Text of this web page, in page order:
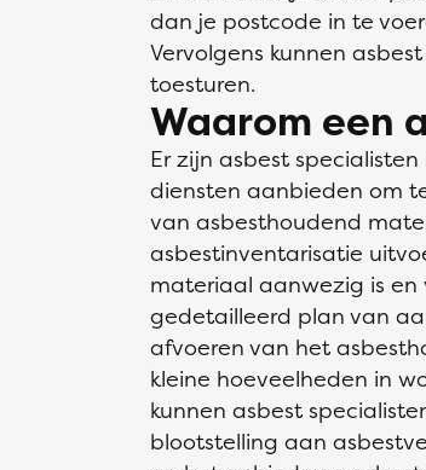
dan je postcode in te
Vervolgens kunnen
toesturen.
Waarom een
Er zijn asbest
diensten aanbieden om
van asbesthoudend
asbestinventarisatie
materiaal aanwezig is
gedetailleerd plan van
afvoeren van het
kleine hoeveelheden in
kunnen asbest
blootstelling aan